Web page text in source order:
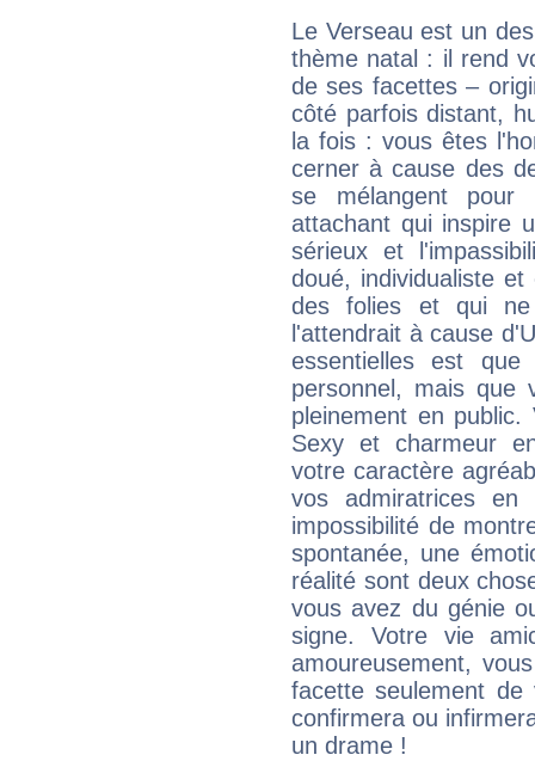
Le Verseau est un
thème natal : il rend
de ses facettes –
côté parfois distant,
la fois : vous êtes
cerner à cause des
se mélangent
attachant qui inspire
sérieux et
doué, individualiste
des folies et qui
l'attendrait à cause
essentielles est
personnel, mais que
pleinement en
Sexy et charmeur
votre caractère
vos admiratrices
impossibilité de
spontanée, une
réalité sont deux
vous avez du génie
signe. Votre vie
amoureusement,
facette seulement
confirmera ou
un drame !